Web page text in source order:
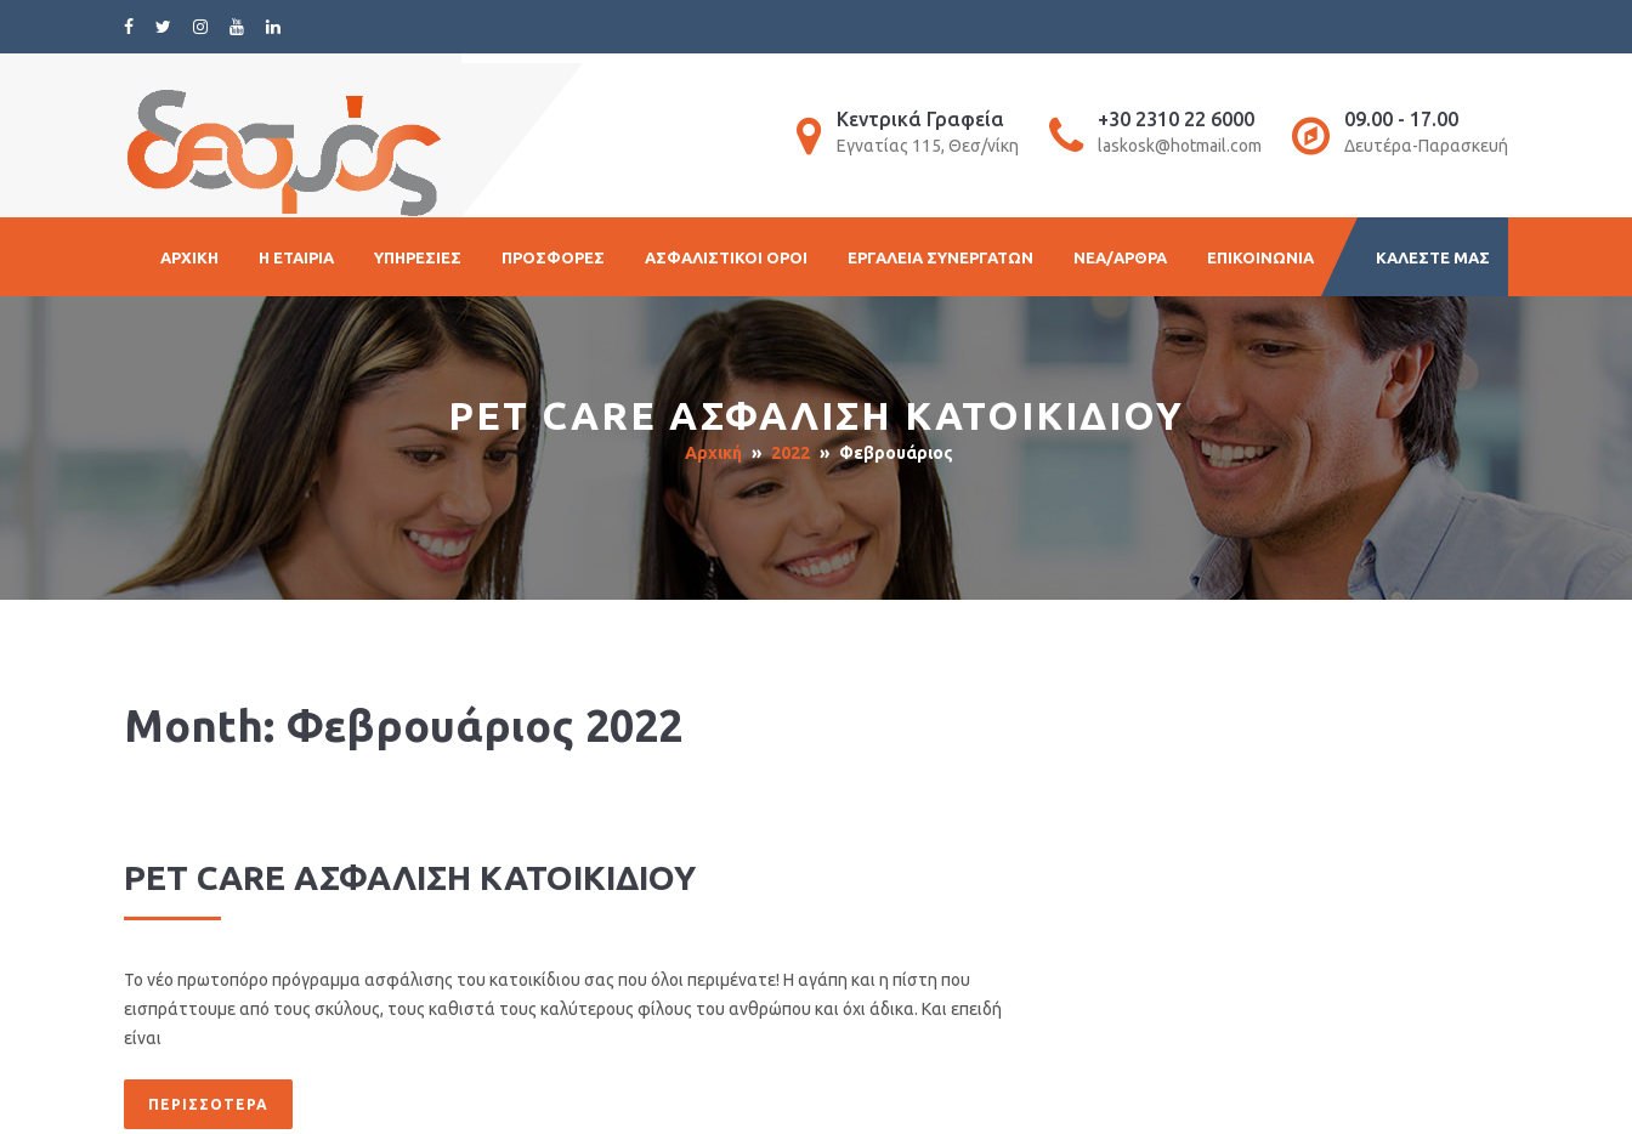
Κεντρικά Γραφεία
Εγνατίας 115, Θεσ/νίκη
+30 2310 22 6000
laskosk@hotmail.com
09.00 - 17.00
Δευτέρα-Παρασκευή
ΑΡΧΙΚΗ Η ΕΤΑΙΡΙΑ ΥΠΗΡΕΣΙΕΣ ΠΡΟΣΦΟΡΕΣ ΑΣΦΑΛΙΣΤΙΚΟΙ ΟΡΟΙ ΕΡΓΑΛΕΙΑ ΣΥΝΕΡΓΑΤΩΝ NEA/ΑΡΘΡΑ ΕΠΙΚΟΙΝΩΝΙΑ ΚΑΛΕΣΤΕ ΜΑΣ
PET CARE ΑΣΦΑΛΙΣΗ ΚΑΤΟΙΚΙΔΙΟΥ
Αρχική » 2022 » Φεβρουάριος
Month: Φεβρουάριος 2022
PET CARE ΑΣΦΑΛΙΣΗ ΚΑΤΟΙΚΙΔΙΟΥ
Το νέο πρωτοπόρο πρόγραμμα ασφάλισης του κατοικίδιου σας που όλοι περιμένατε! Η αγάπη και η πίστη που
εισπράττουμε από τους σκύλους, τους καθιστά τους καλύτερους φίλους του ανθρώπου και όχι άδικα. Και επειδή
είναι
ΠΕΡΙΣΣΌΤΕΡΑ